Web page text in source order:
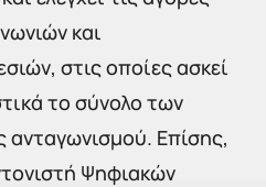
και
στις οποίες ασκεί
το σύνολο των
Επίσης,
Ψηφιακών